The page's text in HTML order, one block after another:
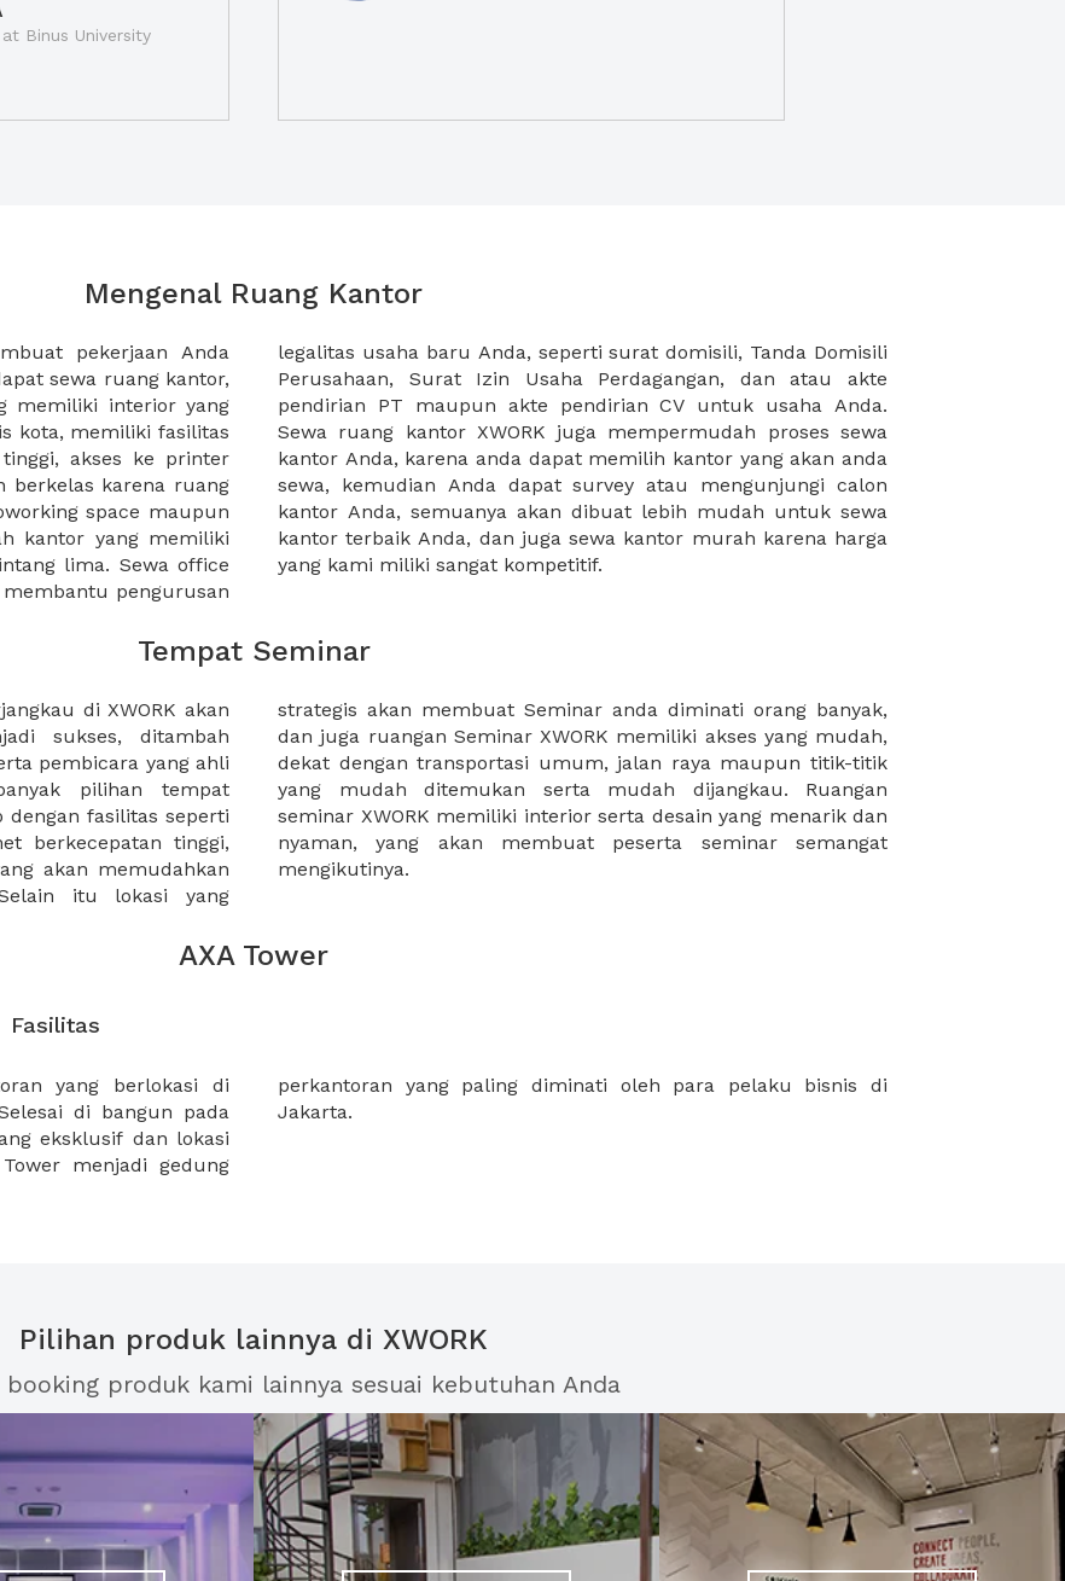
Binus University
Mengenal Ruang Kantor
pekerjaan Anda
sewa ruang kantor,
memiliki interior yang
kota, memiliki fasilitas
akses ke printer
berkelas karena ruang
space maupun
kantor yang memiliki
lima. Sewa office
pengurusan
Tanda Domisili
dan atau akte
untuk usaha Anda.
proses sewa
kantor yang akan anda
mengunjungi calon
mudah untuk sewa
murah karena harga
yang kami miliki sangat kompetitif.
Tempat Seminar
di XWORK akan
sukses, ditambah
pembicara yang ahli
pilihan tempat
dengan fasilitas seperti
berkecepatan tinggi,
akan memudahkan
itu lokasi yang
orang banyak,
akses yang mudah,
raya maupun titik-titik
dijangkau. Ruangan
yang menarik dan
seminar semangat
mengikutinya.
AXA Tower
Fasilitas
di
di bangun pada
eksklusif dan lokasi
menjadi gedung
di
Jakarta.
Pilihan produk lainnya di XWORK
booking produk kami lainnya sesuai kebutuhan Anda